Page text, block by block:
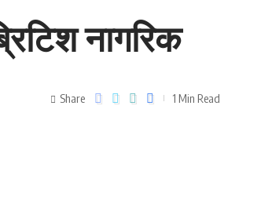
नागरिक
Share 1 Min Read